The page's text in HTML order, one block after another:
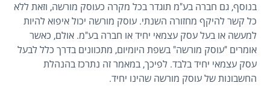
בנוסף, גם חברה בע"מ תוגדר בכל מקרה כעוסק מורשה, וזאת ללא
כל קשר להיקף מחזורה השנתי. עוסק מורשה יכול איפוא להיות
למעשה או בעל עסק עצמאי יחיד או חברה בע"מ. אולם, כאשר
אומרים "עוסק מורשה" בשפת היומיום, מתכוונים בדרך כלל לבעל
עסק עצמאי יחיד בלבד. לפיכך, במאמר זה נתרכז בהנהלת
החשבונות של עוסק מורשה שהינו יחיד.